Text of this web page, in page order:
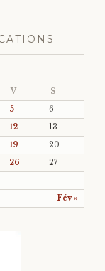
V S
Fév »
5
6
12
13
19
20
26
27